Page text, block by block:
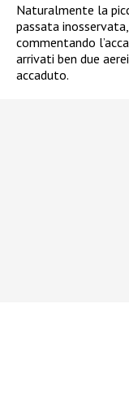
Naturalmente la
passata
commentando
arrivati ben due
accaduto.